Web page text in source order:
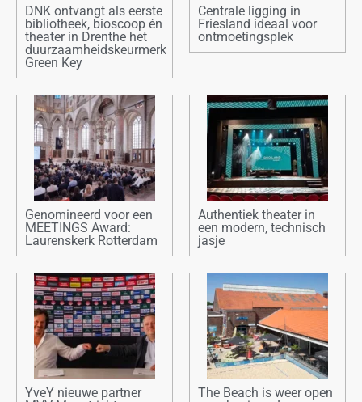
DNK ontvangt als eerste
bibliotheek, bioscoop én
theater in Drenthe het
duurzaamheidskeurmerk
Green Key
Centrale ligging in
Friesland ideaal voor
ontmoetingsplek
Genomineerd voor een
MEETINGS Award:
Laurenskerk Rotterdam
Authentiek theater in
een modern, technisch
jasje
YveY nieuwe partner
The Beach is weer open